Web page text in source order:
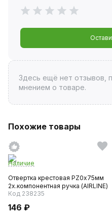
Здесь ещё нет отзывов,
мнением о товаре.
Похожие товары
Наличие
Отвертка крестовая PZ0х75мм
2х.компонентная ручка (AIRLINE)
Код 238235
146 ₽